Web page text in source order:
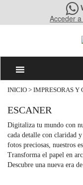
Acceder
INICIO > IMPRESORAS Y
ESCANER
Digitaliza tu mundo con
cada detalle con claridad
fotos preciosas, nuestros
Transforma el papel en
Descubre una nueva era